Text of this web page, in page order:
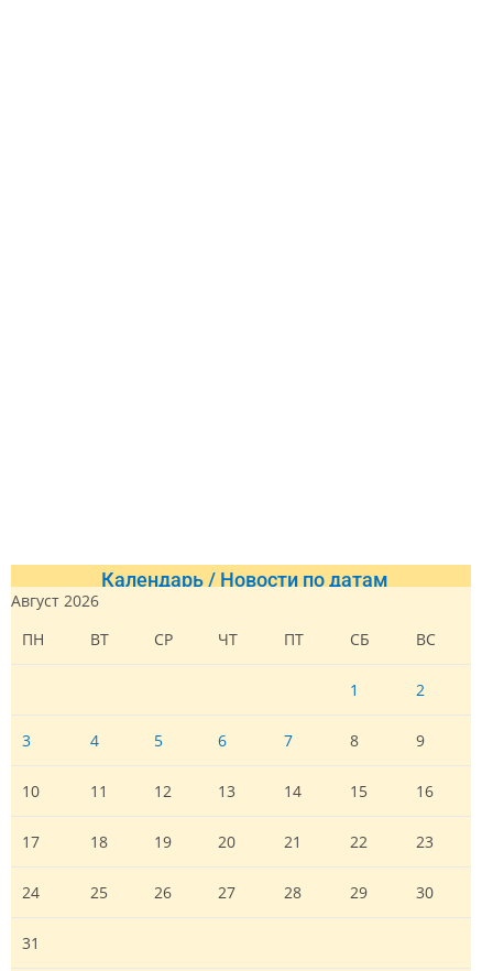
Календарь / Новости по датам
Август 2026
ПН
ВТ СР ЧТ ПТ СБ ВС
1 2
3 4 5 6 7 8 9
10 11 12 13 14 15 16
17 18 19 20 21 22 23
24 25 26 27 28 29 30
31